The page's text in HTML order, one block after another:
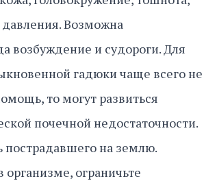
Возможна
возбуждение и судороги. Для
гадюки чаще всего не
то могут развиться
почечной недостаточности.
пострадавшего на землю.
ограничьте